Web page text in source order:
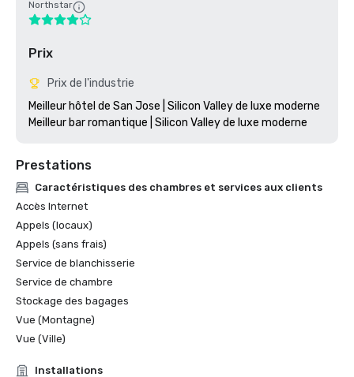
Northstar
Prix
Prix de l'industrie
Meilleur hôtel de San Jose | Silicon Valley de luxe moderne
Prestations
Caractéristiques des chambres et services aux clients
Accès Internet
Appels (locaux)
Appels (sans frais)
Service de blanchisserie
Service de chambre
Stockage des bagages
Vue (Montagne)
Vue (Ville)
Installations